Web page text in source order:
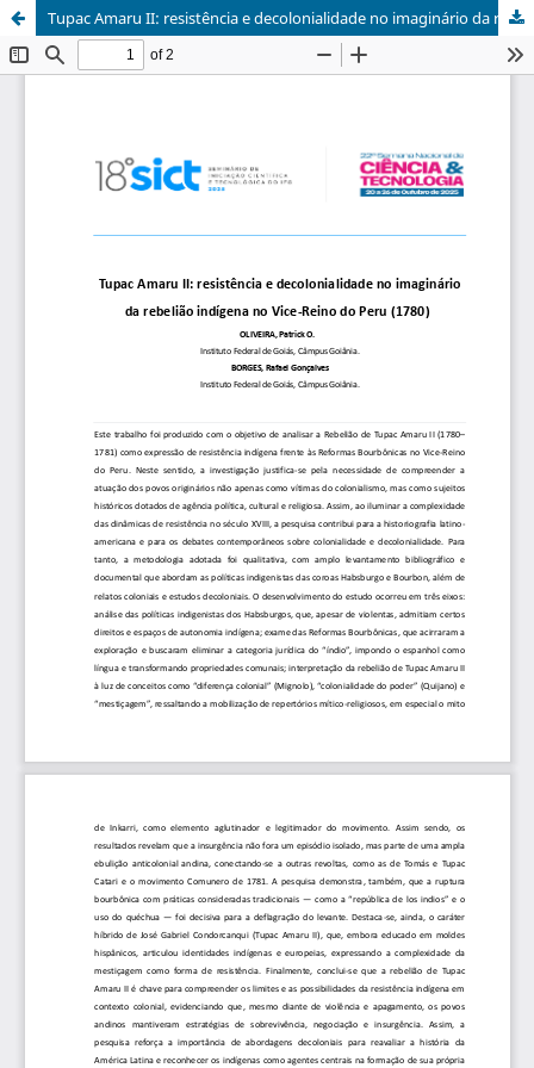
Tupac Amaru II: resistência e decolonialidade no imaginário da rebelião indígena no Vice-Reino do Peru (1780)